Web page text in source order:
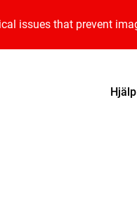
issues that prevent